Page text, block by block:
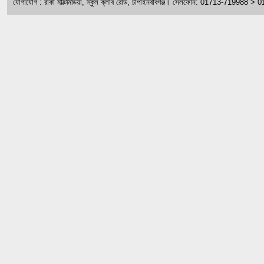
যোগাযোগ : রাকা মাল্টিমিডিয়া, স্কুল ক্লাব রোড, চাঁপাইনবাবগঞ্জ। সেলফোন: 01713-